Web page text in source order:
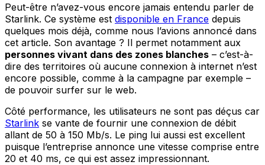
Peut-être n’avez-vous encore jamais entendu parler de
Starlink. Ce système est disponible en France depuis
quelques mois déjà, comme nous l’avions annoncé dans
cet article. Son avantage ? Il permet notamment aux
personnes vivant dans des zones blanches – c’est-à-
dire des territoires où aucune connexion à internet n’est
encore possible, comme à la campagne par exemple –
de pouvoir surfer sur le web.
Côté performance, les utilisateurs ne sont pas déçus car
Starlink se vante de fournir une connexion de débit
allant de 50 à 150 Mb/s. Le ping lui aussi est excellent
puisque l’entreprise annonce une vitesse comprise entre
20 et 40 ms, ce qui est assez impressionnant.